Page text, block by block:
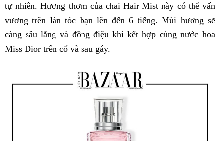
tự nhiên. Hương thơm của chai Hair Mist này có thể vấn
vương trên làn tóc bạn lên đến 6 tiếng. Mùi hương sẽ
càng sâu lắng và đồng điệu khi kết hợp cùng nước hoa
Miss Dior trên cổ và sau gáy.